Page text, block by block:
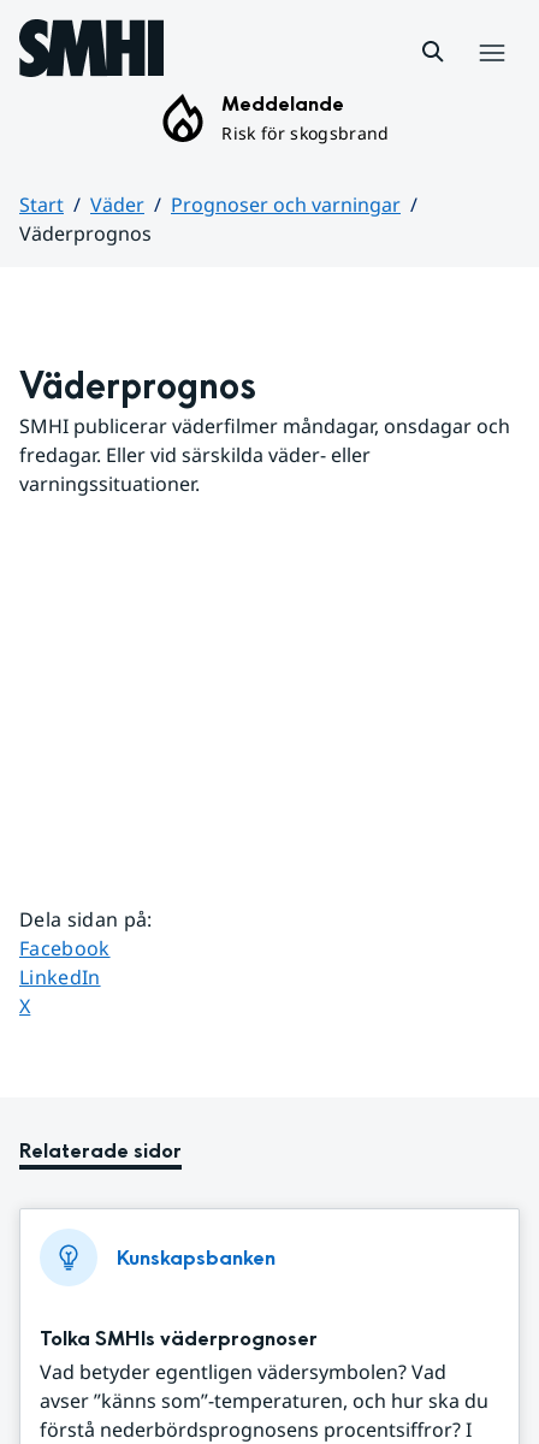
Hoppa till sidans innehåll
Meddelande
Risk för skogsbrand
Start Väder
Prognoser och varningar
Väderprognos
Väderprognos
SMHI publicerar väderfilmer måndagar, onsdagar och
fredagar. Eller vid särskilda väder- eller
varningssituationer.
Dela sidan på:
Dela sidan på
Facebook
Dela sidan på
LinkedIn
Dela sidan på
X
Relaterade sidor
Kunskapsbanken
Tolka SMHIs väderprognoser
Vad betyder egentligen vädersymbolen? Vad
avser ”känns som”-temperaturen, och hur ska du
förstå nederbördsprognosens procentsiffror? I